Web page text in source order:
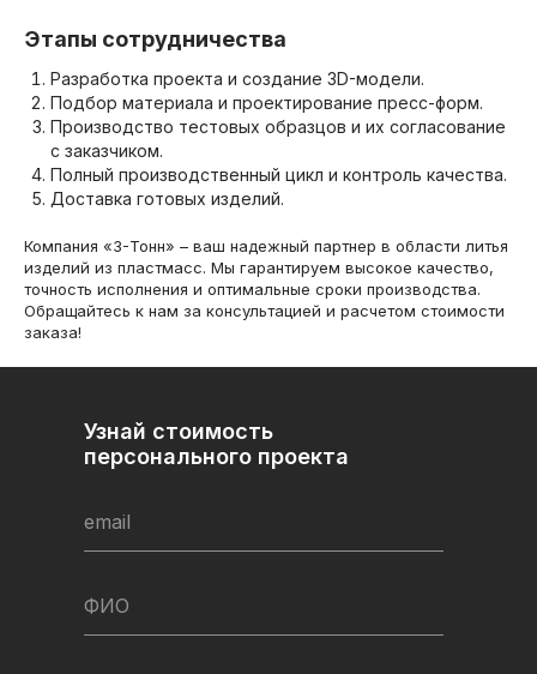
Этапы сотрудничества
Разработка проекта и создание 3D-модели.
Подбор материала и проектирование пресс-форм.
Производство тестовых образцов и их согласование
с заказчиком.
Полный производственный цикл и контроль качества.
Доставка готовых изделий.
Компания «3-Тонн» – ваш надежный партнер в области литья
изделий из пластмасс. Мы гарантируем высокое качество,
точность исполнения и оптимальные сроки производства.
Обращайтесь к нам за консультацией и расчетом стоимости
заказа!
Узнай стоимость
персонального проекта
email
ФИО